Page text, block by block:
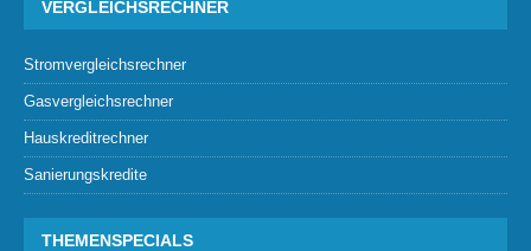
VERGLEICHSRECHNER
Stromvergleichsrechner
Gasvergleichsrechner
Hauskreditrechner
Sanierungskredite
THEMENSPECIALS